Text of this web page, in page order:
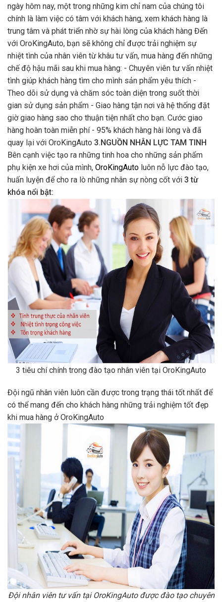
ngày hôm nay, một trong những kim chỉ nam của chúng tôi
chính là làm việc có tâm với khách hàng, xem khách hàng là
trung tâm và phát triển nhờ sự hài lòng của khách hàng Đến
với OroKingAuto, bạn sẽ không chỉ được trải nghiệm sự
nhiệt tình của nhân viên từ khâu tư vấn, mua hàng đến những
chế độ hậu mãi sau khi mua hàng: - Chuyên viên tư vấn nhiệt
tình giúp khách hàng tìm cho mình sản phẩm yêu thích -
Theo dõi sử dụng và chăm sóc toàn diện trong suốt thời
gian sử dụng sản phẩm - Giao hàng tận nơi và hệ thống đặt
giờ giao hàng sao cho thuận tiện nhất cho bạn. Cước giao
hàng hoàn toàn miễn phí - 95% khách hàng hài lòng và đã
quay lại với OroKingAuto 3.NGUỒN NHÂN LỰC TAM TINH
Bên cạnh việc tạo ra những tinh hoa cho những sản phẩm
phụ kiện xe hơi của mình, OroKingAuto luôn nỗ lực đào tạo,
huấn luyện để cho ra lò những nhân sự nòng cốt với 3 từ
khóa nổi bật:
3 tiêu chí chính trong đào tạo nhân viên tại OroKingAuto
Đội ngũ nhân viên luôn cần được trong trạng thái tốt nhất để
có thể mang đến cho khách hàng những trải nghiệm tốt đẹp
khi mua hàng ở OroKingAuto
Đội nhân viên tư vấn tại OroKingAuto được đào tạo chuyên